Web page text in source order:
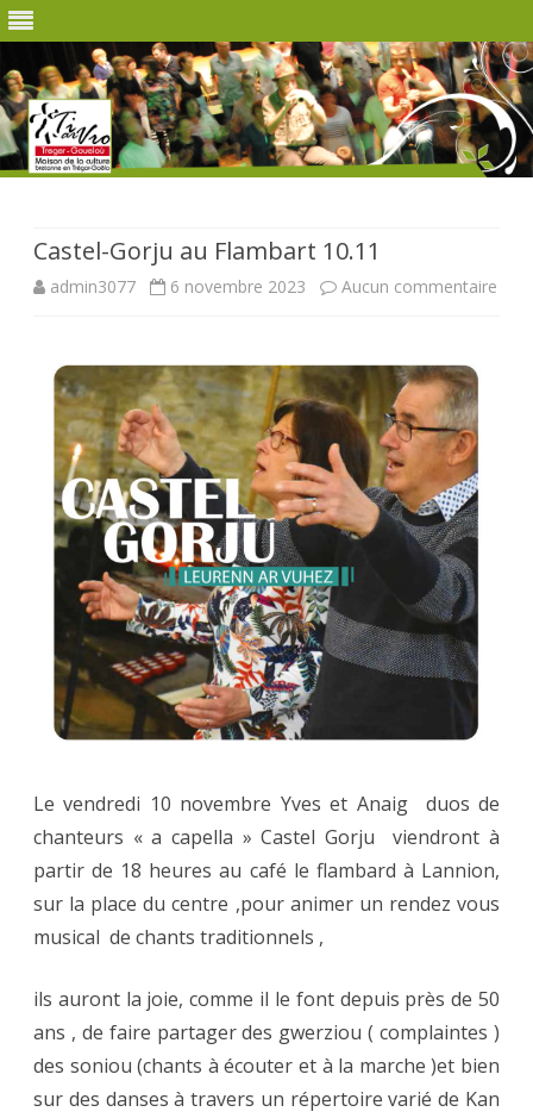
Castel-Gorju au Flambart 10.11
admin3077 6 novembre 2023 Aucun commentaire
Le vendredi 10 novembre Yves et Anaig duos de
chanteurs « a capella » Castel Gorju viendront à
partir de 18 heures au café le flambard à Lannion,
sur la place du centre ,pour animer un rendez vous
musical de chants traditionnels ,
ils auront la joie, comme il le font depuis près de 50
ans , de faire partager des gwerziou ( complaintes )
des soniou (chants à écouter et à la marche )et bien
sur des danses à travers un répertoire varié de Kan